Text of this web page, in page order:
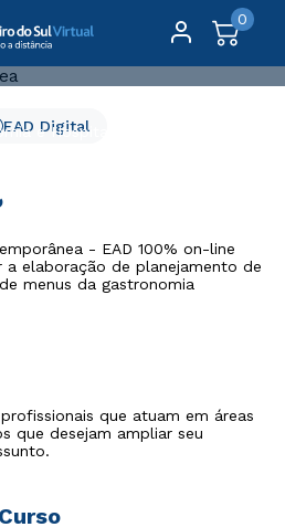
0
e Hospitalidade
EAD Digital
- EAD 100% on-line
elaboração de planejamento de
menus da gastronomia
que atuam em áreas
que desejam ampliar seu